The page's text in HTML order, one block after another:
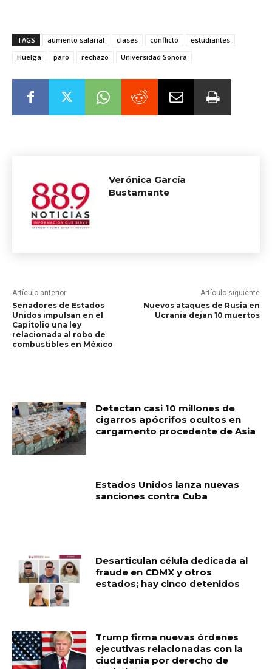
TAGS aumento salarial clases conflicto
estudiantes
Huelga
paro rechazo Universidad Sonora
Verónica García
Bustamante
Artículo anterior
Senadores de Estados
Unidos impulsan en el
Capitolio una ley
relacionada al robo de
combustibles en México
Artículo siguiente
Nuevos ataques de Rusia en
Ucrania dejan 10 muertos
Detectan casi 10 millones de
cigarros apócrifos ocultos en
cargamento procedente de Asia
Estados Unidos lanza nuevas
sanciones contra Cuba
Desarticulan célula dedicada al
fraude en CDMX y otros
estados; hay cinco detenidos
Trump firma nuevas órdenes
ejecutivas relacionadas con la
ciudadanía por derecho de